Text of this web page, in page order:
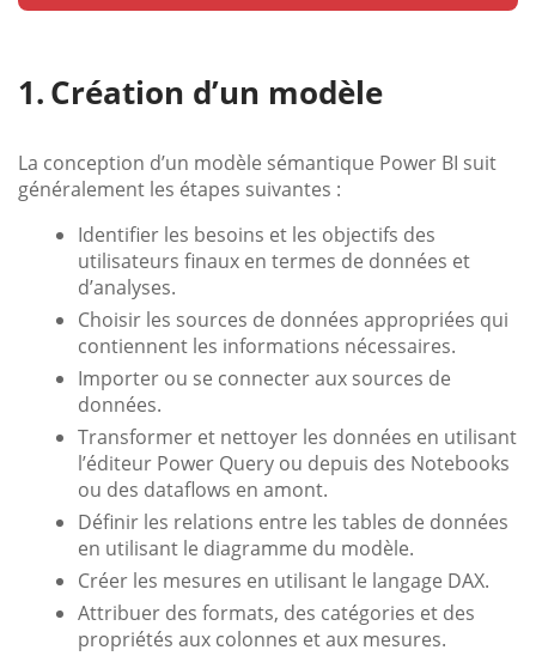
Création d’un modèle
La conception d’un modèle sémantique Power BI suit
généralement les étapes suivantes :
Identifier les besoins et les objectifs des
utilisateurs finaux en termes de données et
d’analyses.
Choisir les sources de données appropriées qui
contiennent les informations nécessaires.
Importer ou se connecter aux sources de
données.
Transformer et nettoyer les données en utilisant
l’éditeur Power Query ou depuis des Notebooks
ou des dataflows en amont.
Définir les relations entre les tables de données
en utilisant le diagramme du modèle.
Créer les mesures en utilisant le langage DAX.
Attribuer des formats, des catégories et des
propriétés aux colonnes et aux mesures.